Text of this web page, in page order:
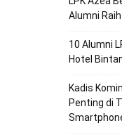
Alumni
10 Alumni
Hotel
Kadis
Penting di